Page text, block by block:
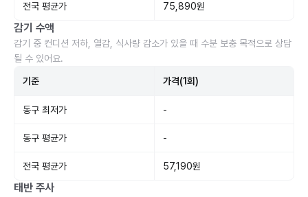
전국 평균가 75,890원
감기 수액
감기 중 컨디션 저하, 열감, 식사량 감소가 있을 때 수분 보충 목적으로 상담
될 수 있어요.
기준 가격(1회)
동구 최저가 -
동구 평균가 -
전국 평균가 57,190원
태반 주사